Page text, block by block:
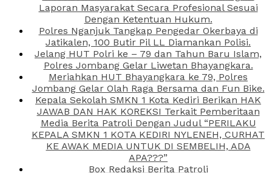
Laporan Masyarakat Secara Profesional Sesuai
Dengan Ketentuan Hukum.
Polres Nganjuk Tangkap Pengedar Okerbaya di
Jatikalen, 100 Butir Pil LL Diamankan Polisi.
Jelang HUT Polri ke – 79 dan Tahun Baru Islam,
Polres Jombang Gelar Liwetan Bhayangkara.
Meriahkan HUT Bhayangkara ke 79, Polres
Jombang Gelar Olah Raga Bersama dan Fun Bike.
Kepala Sekolah SMKN 1 Kota Kediri Berikan HAK
JAWAB DAN HAK KOREKSI Terkait Pemberitaan
Media Berita Patroli Dengan Judul “PERILAKU
KEPALA SMKN 1 KOTA KEDIRI NYLENEH, CURHAT
KE AWAK MEDIA UNTUK DI SEMBELIH, ADA
APA???”
Box Redaksi Berita Patroli